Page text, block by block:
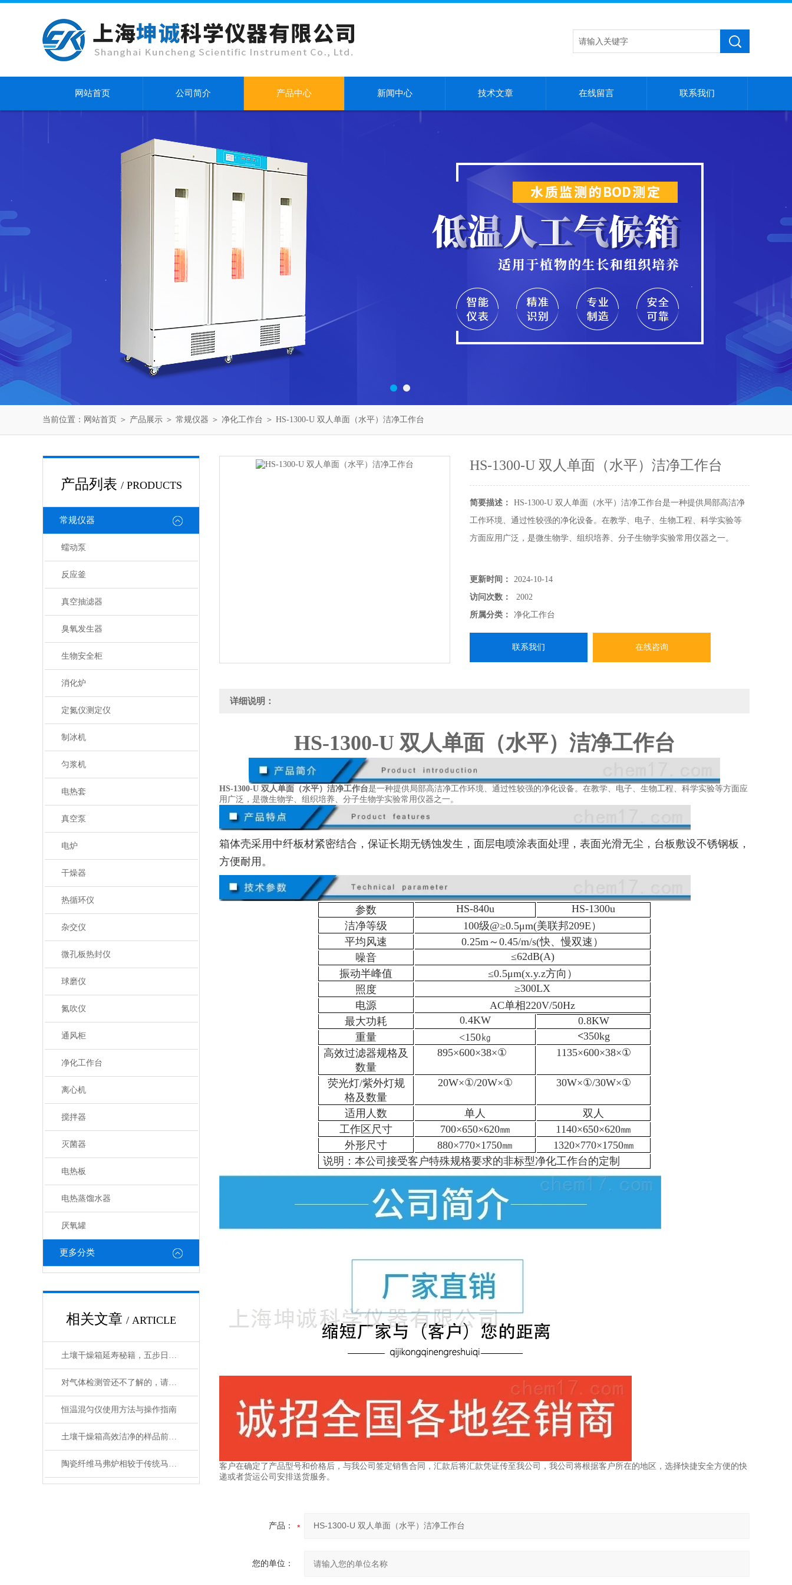
网站首页 公司简介 产品中心 新闻中心 技术文章 在线留言 联系我们
当前位置： 网站首页 ＞ 产品展示 ＞ 常规仪器 ＞ 净化工作台 ＞ HS-1300-U 双人单面（水平）洁净工作台
产品列表 / PRODUCTS
常规仪器
蠕动泵
反应釜
真空抽滤器
臭氧发生器
生物安全柜
消化炉
定氮仪测定仪
制冰机
匀浆机
电热套
真空泵
电炉
干燥器
热循环仪
杂交仪
微孔板热封仪
球磨仪
氮吹仪
通风柜
净化工作台
离心机
搅拌器
灭菌器
电热板
电热蒸馏水器
厌氧罐
更多分类
相关文章 / ARTICLE
土壤干燥箱延寿秘籍，五步日常养护法让实验数据更精准
对气体检测管还不了解的，请看这里！
恒温混匀仪使用方法与操作指南
土壤干燥箱高效洁净的样品前处理设备
陶瓷纤维马弗炉相较于传统马弗炉有哪些提升？
HS-1300-U 双人单面（水平）洁净工作台
简要描述：
HS-1300-U 双人单面（水平）洁净工作台是一种提供局部高洁净
工作环境、通过性较强的净化设备。在教学、电子、生物工程、科学实验等
方面应用广泛，是微生物学、组织培养、分子生物学实验常用仪器之一。
更新时间：
2024-10-14
访问次数：
2002
所属分类：
净化工作台
联系我们 在线咨询
详细说明：
HS-1300-U 双人单面（水平）洁净工作台
HS-1300-U 双人单面（水平）洁净工作台是一种提供局部高洁净工作环境、通过性较强的净化设备。在教学、电子、生物工程、科学实验等方面应
用广泛，是微生物学、组织培养、分子生物学实验常用仪器之一。
箱体壳采用中纤板材紧密结合，保证长期无锈蚀发生，面层电喷涂表面处理，表面光滑无尘，台板敷设不锈钢板，
方便耐用。
参数 HS-840u
HS-1300u
洁净等级
100级@≥0.5μm(美联邦209E）
平均风速
0.25m～0.45/m/s(快、慢双速）
噪音
≤62dB(A)
振动半峰值
≤0.5μm(x.y.z方向）
照度
≥300LX
电源
AC单相220V/50Hz
最大功耗
0.4KW
0.8KW
重量
<150㎏ <350kg
高效过滤器规格及
数量
895×600×38×① 1135×600×38×①
荧光灯/紫外灯规
格及数量
20W×①/20W×① 30W×①/30W×①
适用人数 单人
双人
工作区尺寸
700×650×620㎜
1140×650×620㎜
外形尺寸
880×770×1750㎜
1320×770×1750㎜
说明：本公司接受客户特殊规格要求的非标型净化工作台的定制
客户在确定了产品型号和价格后，与我公司签定销售合同，汇款后将汇款凭证传至我公司，我公司将根据客户所在的地区，选择快捷安全方便的快
递或者货运公司安排送货服务。
产品：
您的单位：